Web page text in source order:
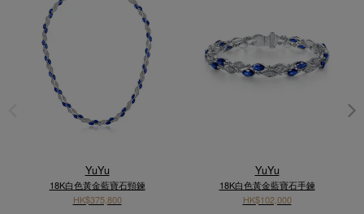
YuYu
18K白色黃金藍寶石頸鍊
HK$375,800
YuYu
18K白色黃金藍寶石手鍊
HK$102,000